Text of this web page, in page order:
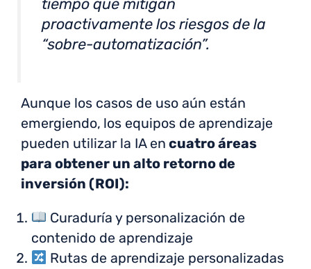
tiempo que mitigan
proactivamente los riesgos de la
“sobre-automatización”.
Aunque los casos de uso aún están
emergiendo, los equipos de aprendizaje
pueden utilizar la IA en cuatro áreas
para obtener un alto retorno de
inversión (ROI):
Curaduría y personalización de
contenido de aprendizaje
Rutas de aprendizaje personalizadas